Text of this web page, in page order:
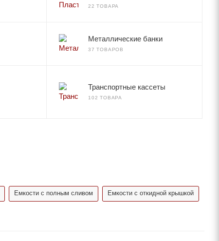
22 ТОВАРА
Металлические банки
37 ТОВАРОВ
Транспортные кассеты
102 ТОВАРА
Емкости с полным сливом Емкости с откидной крышкой